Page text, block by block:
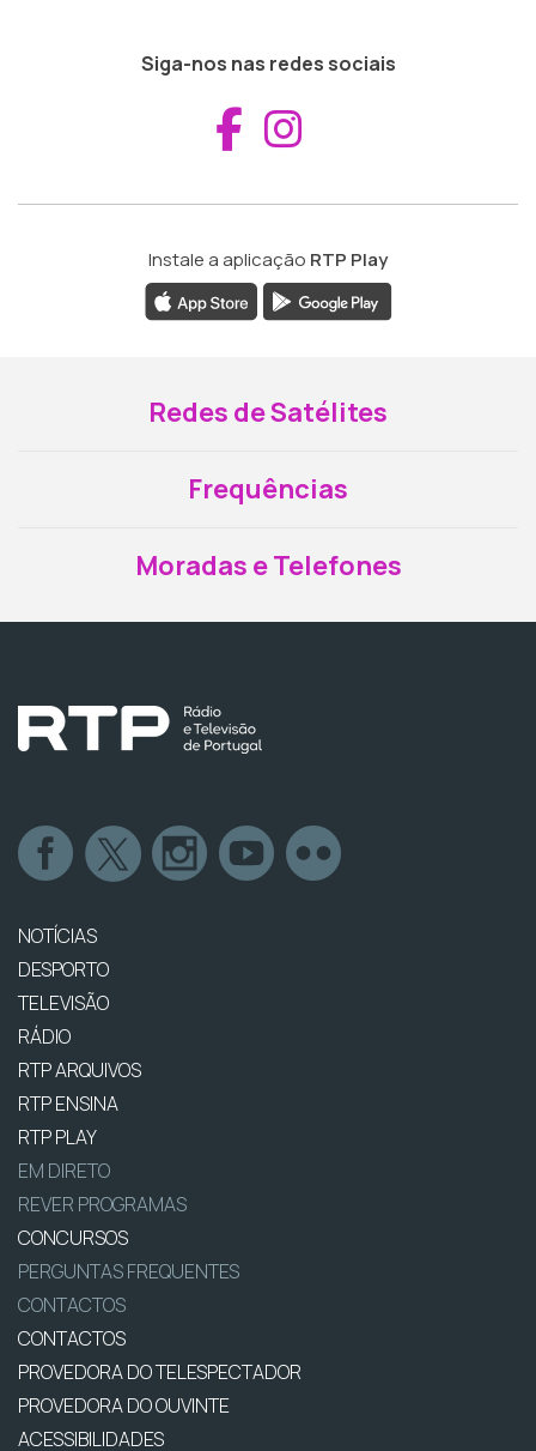
Siga-nos nas redes sociais
Aceder ao
Instale a aplicação RTP Play
Redes de Satélites
Frequências
Moradas e Telefones
NOTÍCIAS
DESPORTO
TELEVISÃO
RÁDIO
RTP ARQUIVOS
RTP ENSINA
RTP PLAY
EM DIRETO
REVER PROGRAMAS
CONCURSOS
PERGUNTAS FREQUENTES
CONTACTOS
CONTACTOS
PROVEDORA DO TELESPECTADOR
PROVEDORA DO OUVINTE
ACESSIBILIDADES